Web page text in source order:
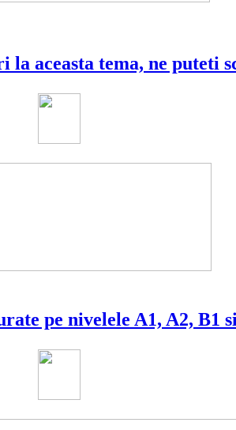
aceasta tema, ne puteti
pe nivelele A1, A2, B1